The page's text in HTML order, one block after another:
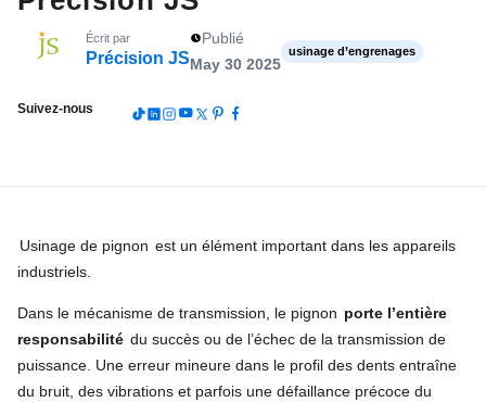
Écrit par
Précision JS
Publié
May 30 2025
usinage d’engrenages
Suivez-nous
Usinage de pignon est un élément important dans les appareils
industriels.
Dans le mécanisme de transmission, le pignon porte l’entière
responsabilité du succès ou de l’échec de la transmission de
puissance. Une erreur mineure dans le profil des dents entraîne
du bruit, des vibrations et parfois une défaillance précoce du